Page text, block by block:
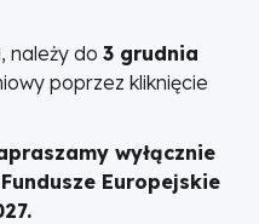
należy do 3 grudnia
poprzez kliknięcie
wyłącznie
Europejskie